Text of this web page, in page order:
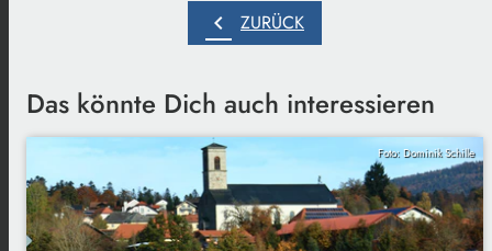
chevron_left ZURÜCK
Das könnte Dich auch interessieren
Foto: Dominik Schille